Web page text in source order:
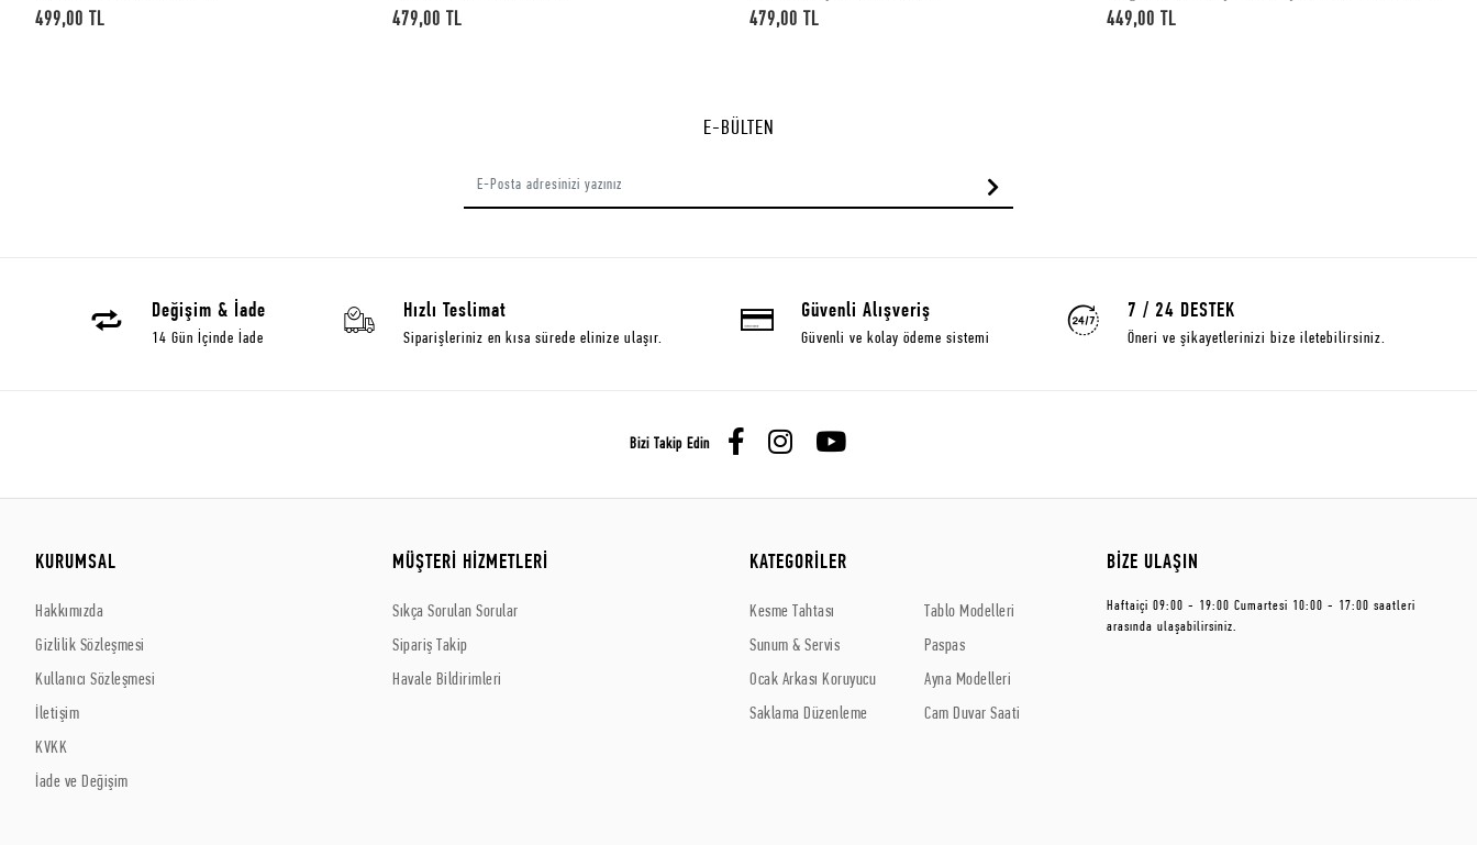
499,00 TL 479,00 TL 479,00 TL
cm
449,00 TL
E-BÜLTEN
Değişim & İade
14 Gün İçinde İade
Hızlı Teslimat
Siparişleriniz en kısa sürede elinize ulaşır.
Güvenli Alışveriş
Güvenli ve kolay ödeme sistemi
7 / 24 DESTEK
Öneri ve şikayetlerinizi bize iletebilirsiniz.
Bizi Takip Edin
KURUMSAL
Hakkımızda
Gizlilik Sözleşmesi
Kullanıcı Sözleşmesi
İletişim
KVKK
İade ve Değişim
MÜŞTERİ HİZMETLERİ
Sıkça Sorulan Sorular
Sipariş Takip
Havale Bildirimleri
KATEGORİLER
Kesme Tahtası
Sunum & Servis
Ocak Arkası Koruyucu
Saklama Düzenleme
Tablo Modelleri
Paspas
Ayna Modelleri
Cam Duvar Saati
BİZE ULAŞIN
Haftaiçi 09:00 - 19:00 Cumartesi 10:00 - 17:00 saatleri
arasında ulaşabilirsiniz.